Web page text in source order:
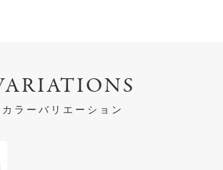
カラーバリエーション